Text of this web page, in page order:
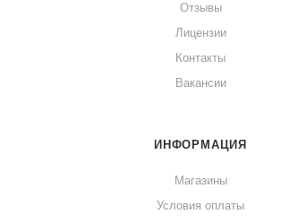
Отзывы
Лицензии
Контакты
Вакансии
ИНФОРМАЦИЯ
Магазины
Условия оплаты